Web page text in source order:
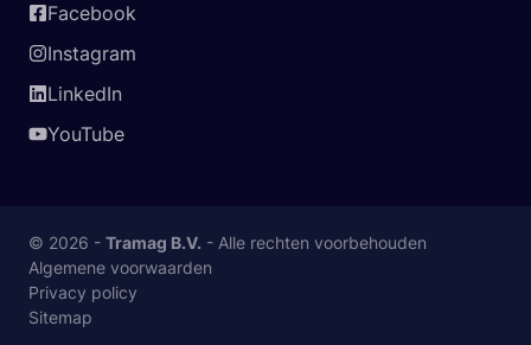
Facebook
Instagram
LinkedIn
YouTube
© 2026 - Tramag B.V. - Alle rechten voorbehouden
Algemene voorwaarden
Privacy policy
Sitemap